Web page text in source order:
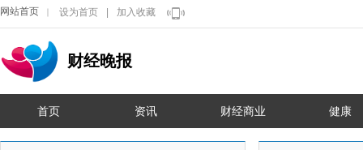
网站首页 设为首页 加入收藏
财经晚报
首页 资讯 财经商业 健康